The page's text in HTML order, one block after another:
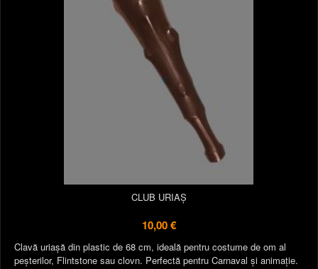
CLUB URIAȘ
10,00 €
Clavă uriașă din plastic de 68 cm, ideală pentru costume de om al
peșterilor, Flintstone sau clovn. Perfectă pentru Carnaval și animație.